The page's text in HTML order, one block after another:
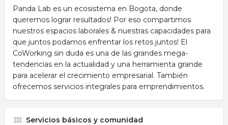
Panda Lab es un ecosistema en Bogota, donde
queremos lograr resultados! Por eso compartimos
nuestros espacios laborales & nuestras capacidades para
que juntos podamos enfrentar los retos juntos! El
CoWorking sin duda es una de las grandes mega-
tendencias en la actualidad y una herramienta grande
para acelerar el crecimiento empresarial. También
ofrecemos servicios integrales para emprendimientos.
Servicios básicos y comunidad